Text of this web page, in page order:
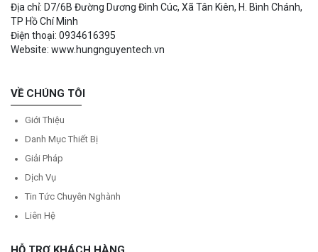
Địa chỉ: D7/6B Đường Dương Đình Cúc, Xã Tân Kiên, H. Bình Chánh,
TP Hồ Chí Minh
Điện thoại: 0934616395
Website: www.hungnguyentech.vn
VỀ CHÚNG TÔI
Giới Thiệu
Danh Mục Thiết Bị
Giải Pháp
Dịch Vụ
Tin Tức Chuyên Nghành
Liên Hệ